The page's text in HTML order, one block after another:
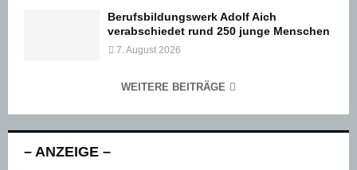
Berufsbildungswerk Adolf Aich
verabschiedet rund 250 junge Menschen
7. August 2026
WEITERE BEITRÄGE
– ANZEIGE –